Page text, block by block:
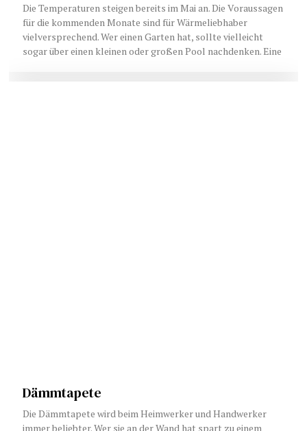
Die Temperaturen steigen bereits im Mai an. Die Voraussagen
für die kommenden Monate sind für Wärmeliebhaber
vielversprechend. Wer einen Garten hat, sollte vielleicht
sogar über einen kleinen oder großen Pool nachdenken. Eine
Dämmtapete
Die Dämmtapete wird beim Heimwerker und Handwerker
immer beliebter. Wer sie an der Wand hat spart zu einem